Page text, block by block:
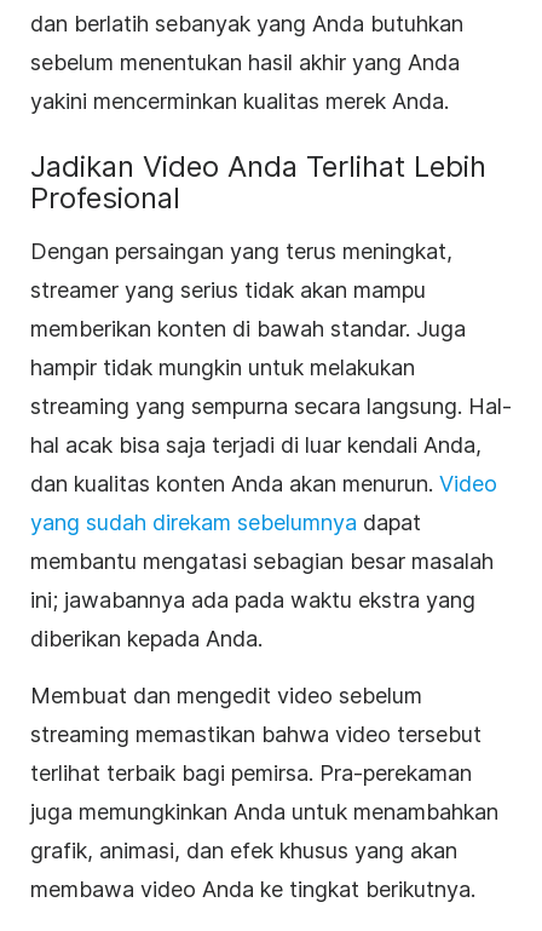
dan berlatih sebanyak yang Anda butuhkan
sebelum menentukan hasil akhir yang Anda
yakini mencerminkan kualitas merek Anda.
Jadikan Video Anda Terlihat Lebih
Profesional
Dengan persaingan yang terus meningkat,
streamer yang serius tidak akan mampu
memberikan konten di bawah standar. Juga
hampir tidak mungkin untuk melakukan
streaming yang sempurna secara langsung. Hal-
hal acak bisa saja terjadi di luar kendali Anda,
dan kualitas konten Anda akan menurun. Video
yang sudah direkam sebelumnya dapat
membantu mengatasi sebagian besar masalah
ini; jawabannya ada pada waktu ekstra yang
diberikan kepada Anda.
Membuat dan mengedit video sebelum
streaming memastikan bahwa video tersebut
terlihat terbaik bagi pemirsa. Pra-perekaman
juga memungkinkan Anda untuk menambahkan
grafik, animasi, dan efek khusus yang akan
membawa video Anda ke tingkat berikutnya.